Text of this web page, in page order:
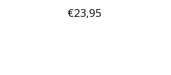
€23,95